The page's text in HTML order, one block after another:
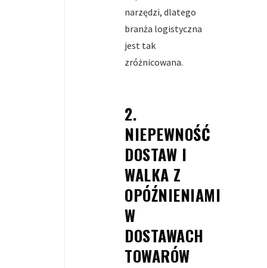
narzędzi, dlatego
branża logistyczna
jest tak
zróżnicowana.
2.
NIEPEWNOŚĆ
DOSTAW I
WALKA Z
OPÓŹNIENIAMI
W
DOSTAWACH
TOWARÓW